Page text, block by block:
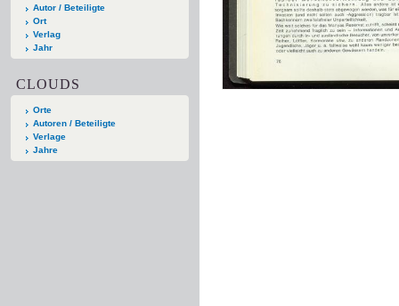
Autor / Beteiligte
Ort
Verlag
Jahr
CLOUDS
Orte
Autoren / Beteiligte
Verlage
Jahre